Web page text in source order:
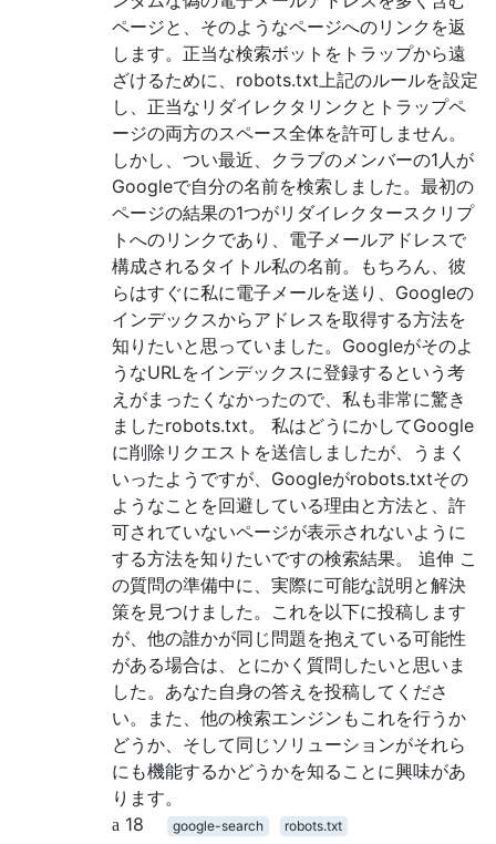
ページと、そのようなページへのリンクを返
します。正当な検索ボットをトラップから遠
ざけるために、robots.txt上記のルールを設定
し、正当なリダイレクタリンクとトラップペ
ージの両方のスペース全体を許可しません。
しかし、つい最近、クラブのメンバーの1人が
Googleで自分の名前を検索しました。最初の
ページの結果の1つがリダイレクタースクリプ
トへのリンクであり、電子メールアドレスで
構成されるタイトル私の名前。もちろん、彼
らはすぐに私に電子メールを送り、Googleの
インデックスからアドレスを取得する方法を
知りたいと思っていました。Googleがそのよ
うなURLをインデックスに登録するという考
えがまったくなかったので、私も非常に驚き
ましたrobots.txt。 私はどうにかしてGoogle
に削除リクエストを送信しましたが、うまく
いったようですが、Googleがrobots.txtその
ようなことを回避している理由と方法と、許
可されていないページが表示されないように
する方法を知りたいですの検索結果。 追伸 こ
の質問の準備中に、実際に可能な説明と解決
策を見つけました。これを以下に投稿します
が、他の誰かが同じ問題を抱えている可能性
がある場合は、とにかく質問したいと思いま
した。あなた自身の答えを投稿してくださ
い。また、他の検索エンジンもこれを行うか
どうか、そして同じソリューションがそれら
にも機能するかどうかを知ることに興味があ
ります。
18
google-search robots.txt